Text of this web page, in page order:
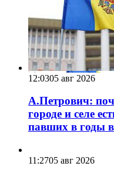
12:0305 авг 2026
А.Петрович:
городе и селе
павших в годы
11:2705 авг 2026